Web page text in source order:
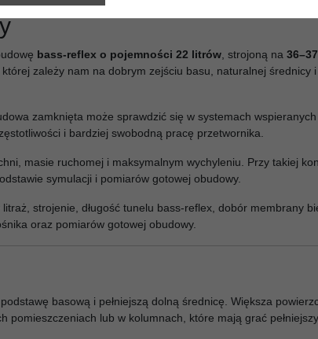
bass-reflex o pojemności 22 litrów , strojoną na
zależy nam na dobrym zejściu basu, naturalnej średnicy
zamknięta może sprawdzić się w systemach
i bardziej swobodną pracę przetwornika.
masie ruchomej i maksymalnym wychyleniu. Przy takiej
symulacji i pomiarów gotowej obudowy.
strojenie, długość tunelu bass-reflex, dobór membrany
oraz pomiarów gotowej obudowy.
basową i pełniejszą dolną średnicę. Większa
lub w kolumnach, które mają grać